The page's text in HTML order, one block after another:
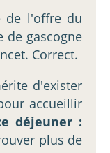
de l'offre du
de gascogne
Correct.
d'exister
accueillir
déjeuner :
plus de